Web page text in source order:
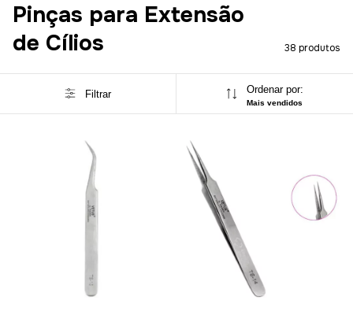
Pinças para Extensão
de Cílios
38 produtos
Filtrar Ordenar por:
Mais vendidos